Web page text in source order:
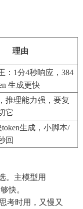
理由
：1分4秒响应，384
生成更快
推理能力强，要复
它
生成，小脚本/
回
。主模型用
快。
考时用，又慢又